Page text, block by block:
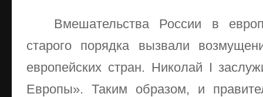
Вмешательства России в
старого порядка вызвали
европейских стран. Николай I
Европы». Таким образом, и